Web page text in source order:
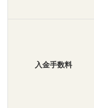
入金手数料